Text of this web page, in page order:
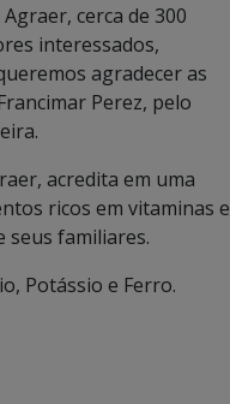
cerca de 300
interessados,
agradecer as
Perez, pelo
acredita em uma
ricos em vitaminas e
seus familiares.
Potássio e Ferro.